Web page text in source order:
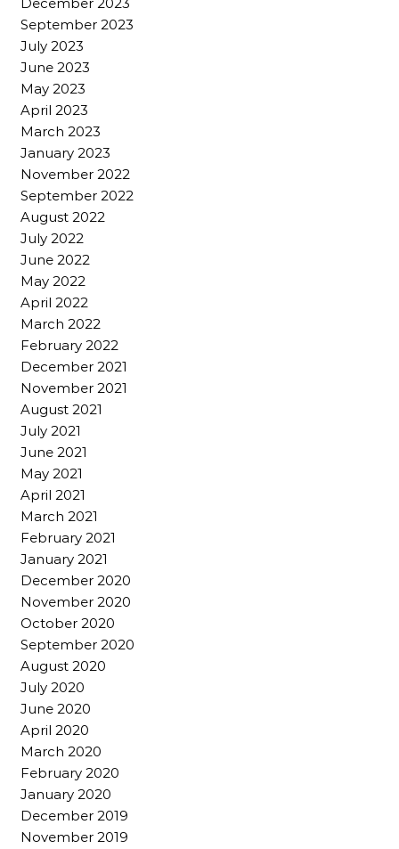
September 2023
July 2023
June 2023
May 2023
April 2023
March 2023
January 2023
November 2022
September 2022
August 2022
July 2022
June 2022
May 2022
April 2022
March 2022
February 2022
December 2021
November 2021
August 2021
July 2021
June 2021
May 2021
April 2021
March 2021
February 2021
January 2021
December 2020
November 2020
October 2020
September 2020
August 2020
July 2020
June 2020
April 2020
March 2020
February 2020
January 2020
December 2019
November 2019